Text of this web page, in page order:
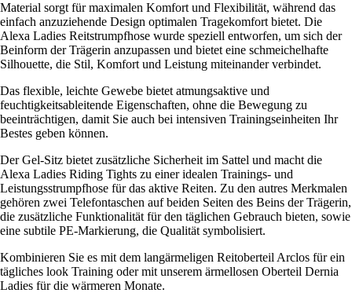
Material sorgt für maximalen Komfort und Flexibilität, während das
einfach anzuziehende Design optimalen Tragekomfort bietet. Die
Alexa Ladies Reitstrumpfhose wurde speziell entworfen, um sich der
Beinform der Trägerin anzupassen und bietet eine schmeichelhafte
Silhouette, die Stil, Komfort und Leistung miteinander verbindet.
Das flexible, leichte Gewebe bietet atmungsaktive und
feuchtigkeitsableitende Eigenschaften, ohne die Bewegung zu
beeinträchtigen, damit Sie auch bei intensiven Trainingseinheiten Ihr
Bestes geben können.
Der Gel-Sitz bietet zusätzliche Sicherheit im Sattel und macht die
Alexa Ladies Riding Tights zu einer idealen Trainings- und
Leistungsstrumpfhose für das aktive Reiten. Zu den autres Merkmalen
gehören zwei Telefontaschen auf beiden Seiten des Beins der Trägerin,
die zusätzliche Funktionalität für den täglichen Gebrauch bieten, sowie
eine subtile PE-Markierung, die Qualität symbolisiert.
Kombinieren Sie es mit dem langärmeligen Reitoberteil Arclos für ein
tägliches look Training oder mit unserem ärmellosen Oberteil Dernia
Ladies für die wärmeren Monate.